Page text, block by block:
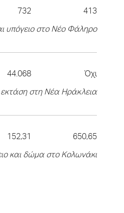
732 413
υπόγειο στο Νέο Φάληρο
44.068 Όχι
στη Νέα Ηράκλεια
152,31 650,65
και δώμα στο Κολωνάκι